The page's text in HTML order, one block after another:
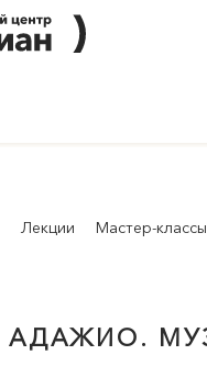
Лекции Мастер-классы
АДАЖИО.